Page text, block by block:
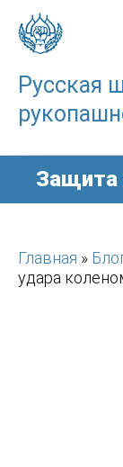
content
Русская
Защита
Главная »
удара